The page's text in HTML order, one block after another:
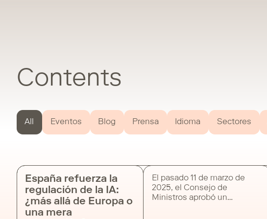
Contents
All Eventos Blog Prensa Idioma Sectores
España refuerza la
regulación de la IA:
¿más allá de Europa o
una mera
El pasado 11 de marzo de
2025, el Consejo de
Ministros aprobó un